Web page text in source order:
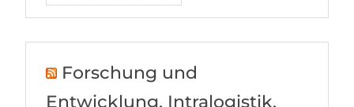
Forschung und
Entwicklung, Intralogistik,